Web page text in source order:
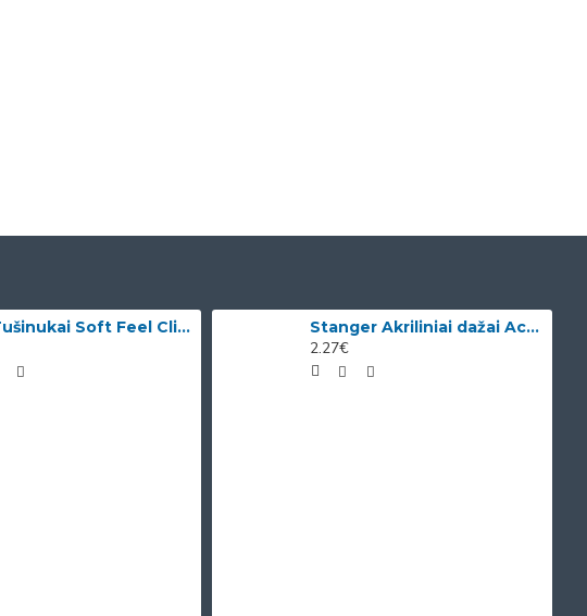
Bic Tušinukai Soft Feel Clic Fun, skirtingų spalvų, 4 vnt. Stanger Akriliniai dažai Acrylic Paints 75 ml, citrinos geltonumo 950101
2.27€